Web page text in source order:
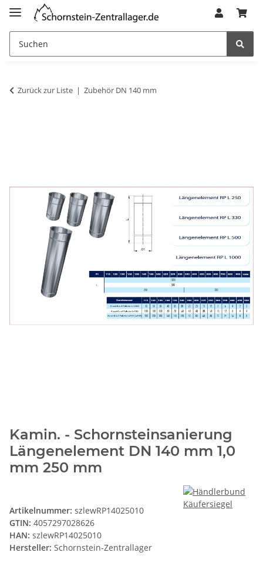
Zurück zur Liste Zubehör DN 140 mm
Kamin. - Schornsteinsanierung
Längenelement DN 140 mm 1,0
mm 250 mm
Artikelnummer: szlewRP14025010
GTIN: 4057297028626
HAN: szlewRP14025010
Hersteller: Schornstein-Zentrallager